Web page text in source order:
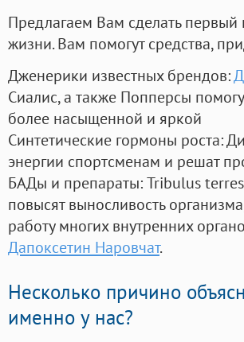
Предлагаем Вам сделать
жизни. Вам помогут средства,
Дженерики известных брендов:
Сиалис, а также Попперсы
более насыщенной и яркой
Синтетические гормоны роста:
энергии спортсменам и решат
БАДы и препараты:Tribulus
повысят выносливость
работу многих внутренних
Дапоксетин Наровчат.
Несколько причино
именно у нас?